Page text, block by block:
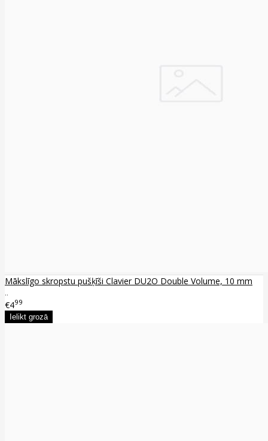
Mākslīgo skropstu pušķīši Clavier DU2O Double Volume, 10 mm
..
€499